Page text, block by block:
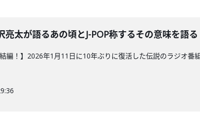
亮太が語るあの頃とJ-POP称するその意味を語る
編！】2026年1月11日に10年ぶりに復活した伝説のラジオ番